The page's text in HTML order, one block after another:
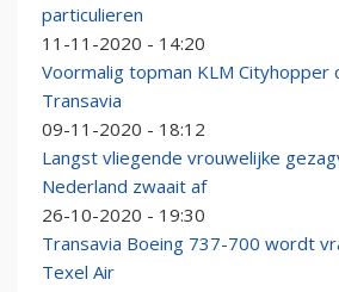
particulieren
11-11-2020 - 14:20
Voormalig topman KLM Cityhopper
Transavia
09-11-2020 - 18:12
Langst vliegende vrouwelijke
Nederland zwaait af
26-10-2020 - 19:30
Transavia Boeing 737-700 wordt
Texel Air